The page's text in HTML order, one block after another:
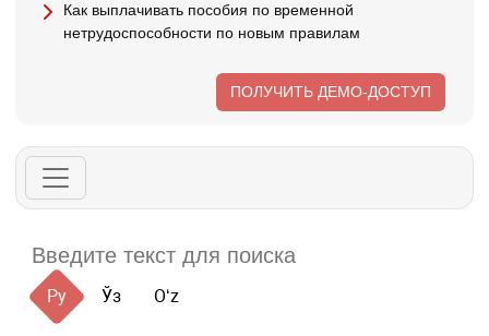
Как выплачивать пособия по временной
нетрудоспособности по новым правилам
ПОЛУЧИТЬ ДЕМО-ДОСТУП
Ру Ўз Oʻz